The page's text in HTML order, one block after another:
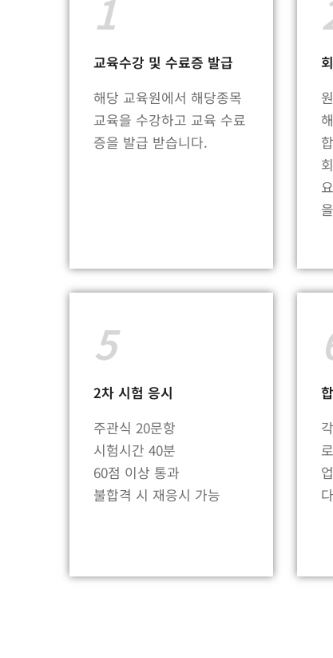
1
교육수강 및 수료증 발급
해당 교육원에서 해당종목
교육을 수강하고 교육 수료
증을 발급 받습니다.
5
2차 시험 응시
주관식 20문항
시험시간 40분
60점 이상 통과
불합격 시 재응시 가능